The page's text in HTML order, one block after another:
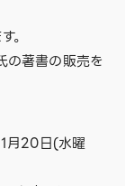
。
著書の販売を
月20日(水曜